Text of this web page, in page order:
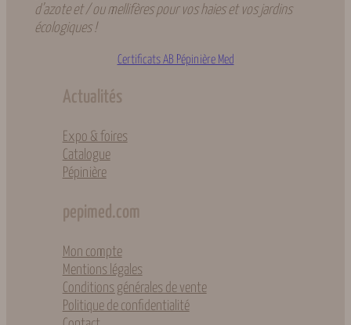
d’azote et / ou mellifères pour vos haies et vos jardins
écologiques !
Certificats AB Pépinière Med
Actualités
Expo & foires
Catalogue
Pépinière
pepimed.com
Mon compte
Mentions légales
Conditions générales de vente
Politique de confidentialité